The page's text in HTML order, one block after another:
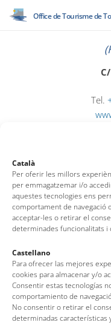
Català
Per oferir les millors
per emmagatzemar i/o
aquestes tecnologies ens
comportament de navegació
acceptar-les o retirar el
determinades funcionalitats i
Castellano
Para ofrecer las mejores
cookies para almacenar y/o
Consentir estas tecnologías
comportamiento de
No consentir o retirar el
determinadas características
Office de Tourisme de
Tel.
Office de
Av. del Pelegrí, 25 –
Tel: + 00 34 972